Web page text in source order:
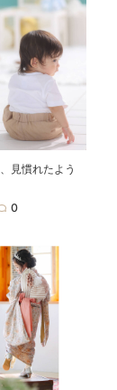
見慣れたよう
0